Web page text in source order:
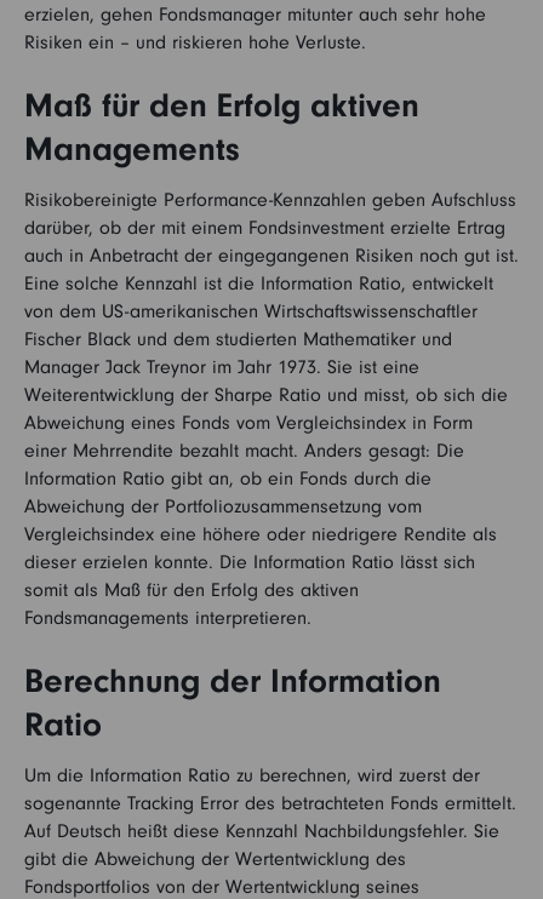
erzielen, gehen Fondsmanager mitunter auch sehr hohe
Risiken ein – und riskieren hohe Verluste.
Maß für den Erfolg aktiven
Managements
Risikobereinigte Performance-Kennzahlen geben Aufschluss
darüber, ob der mit einem Fondsinvestment erzielte Ertrag
auch in Anbetracht der eingegangenen Risiken noch gut ist.
Eine solche Kennzahl ist die Information Ratio, entwickelt
von dem US-amerikanischen Wirtschaftswissenschaftler
Fischer Black und dem studierten Mathematiker und
Manager Jack Treynor im Jahr 1973. Sie ist eine
Weiterentwicklung der Sharpe Ratio und misst, ob sich die
Abweichung eines Fonds vom Vergleichsindex in Form
einer Mehrrendite bezahlt macht. Anders gesagt: Die
Information Ratio gibt an, ob ein Fonds durch die
Abweichung der Portfoliozusammensetzung vom
Vergleichsindex eine höhere oder niedrigere Rendite als
dieser erzielen konnte. Die Information Ratio lässt sich
somit als Maß für den Erfolg des aktiven
Fondsmanagements interpretieren.
Berechnung der Information
Ratio
Um die Information Ratio zu berechnen, wird zuerst der
sogenannte Tracking Error des betrachteten Fonds ermittelt.
Auf Deutsch heißt diese Kennzahl Nachbildungsfehler. Sie
gibt die Abweichung der Wertentwicklung des
Fondsportfolios von der Wertentwicklung seines